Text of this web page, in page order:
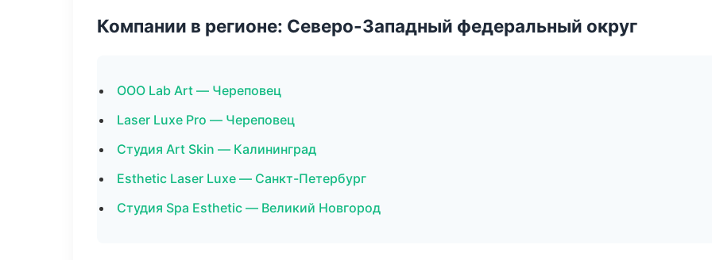
Компании в регионе: Северо-Западный федеральный округ
ООО Lab Art — Череповец
Laser Luxe Pro — Череповец
Студия Art Skin — Калининград
Esthetic Laser Luxe — Санкт-Петербург
Студия Spa Esthetic — Великий Новгород